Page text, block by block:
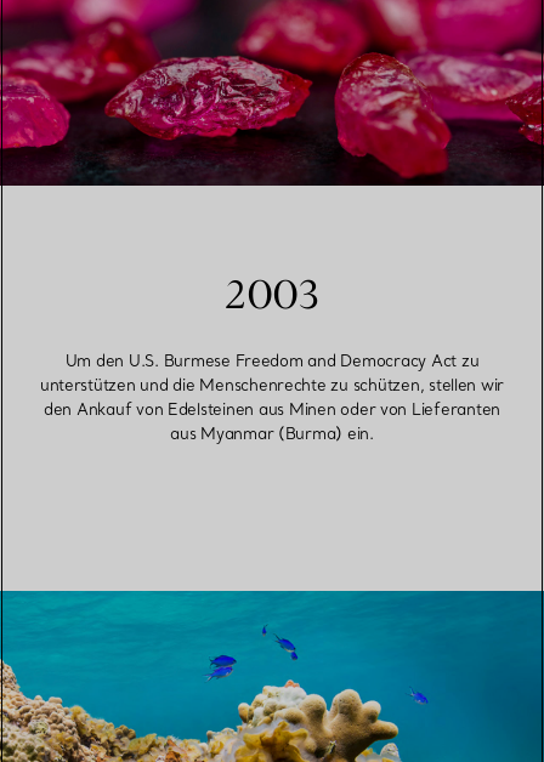
2003
Um den U.S. Burmese Freedom and Democracy Act zu
unterstützen und die Menschenrechte zu schützen, stellen wir
den Ankauf von Edelsteinen aus Minen oder von Lieferanten
aus Myanmar (Burma) ein.